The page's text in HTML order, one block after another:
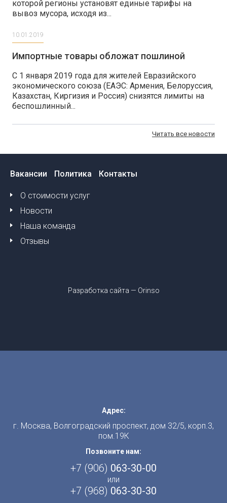
которой регионы установят единые тарифы на
вывоз мусора, исходя из...
10.01.2019
Импортные товары обложат пошлиной
С 1 января 2019 года для жителей Евразийского
экономического союза (ЕАЭС: Армения, Белоруссия,
Казахстан, Киргизия и Россия) снизятся лимиты на
беспошлинный...
Читать все новости
Вакансии Политика Контакты
О стоимости услуг
Новости
Наша команда
Отзывы
Разработка сайта — Orinso
Адрес:
г. Москва, Волгоградский проспект, дом 32/5, корп.3,
пом.19К
Позвоните нам:
+7 (906) 063-30-00
или
+7 (968) 063-30-30